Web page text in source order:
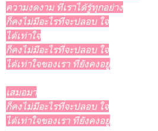
ความงดงาม ที่เราได้รู้ทุกอย่าง
ก็คงไม่มีอะไรที่จะปลอบ ใจ
ได้เท่าใจ
ก็คงไม่มีอะไรที่จะปลอบ ใจ
ได้เท่าใจของเรา ที่ยังคงอยู่
เสมอมา
ก็คงไม่มีอะไรที่จะปลอบ ใจ
ได้เท่าใจของเรา ที่ยังคงอยู่